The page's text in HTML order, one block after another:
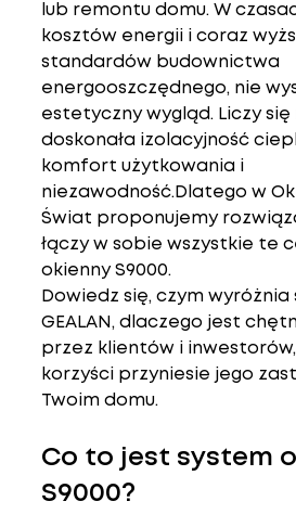
lub remontu domu. W
kosztów energii i coraz
standardów budownictwa
energooszczędnego, nie
estetyczny wygląd. Liczy się
doskonała izolacyjność
komfort użytkowania i
niezawodność.Dlatego w
Świat proponujemy
łączy w sobie wszystkie te
okienny S9000.
Dowiedz się, czym wyróżnia
GEALAN , dlaczego jest
przez klientów i
korzyści przyniesie jego
Twoim domu.
Co to jest system
S9000?